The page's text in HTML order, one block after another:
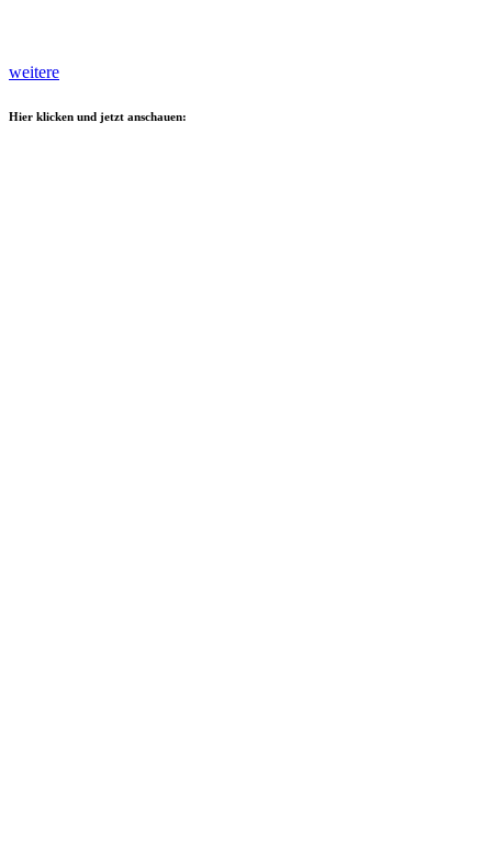
weitere
Hier klicken und jetzt anschauen: